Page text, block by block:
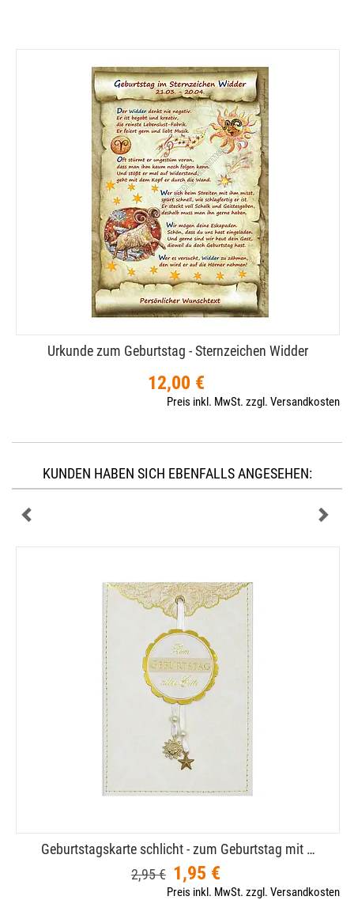
Urkunde zum Geburtstag - Sternzeichen Widder
12,00 €
Preis inkl. MwSt. zzgl. Versandkosten
KUNDEN HABEN SICH EBENFALLS ANGESEHEN:
Geburtstagskarte schlicht - zum Geburtstag mit …
2,95 € 1,95 €
Preis inkl. MwSt. zzgl. Versandkosten